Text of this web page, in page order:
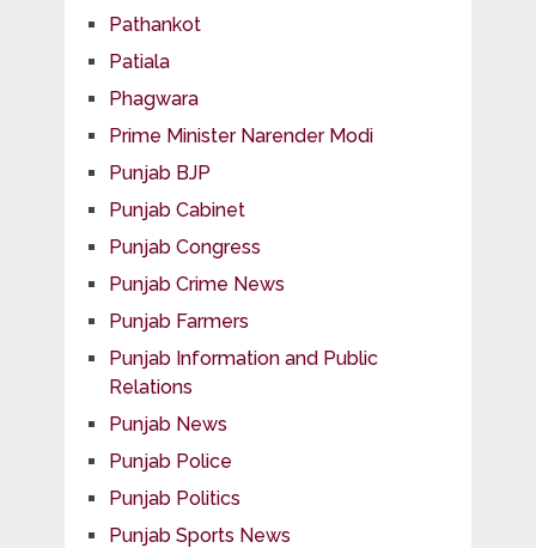
Pathankot
Patiala
Phagwara
Prime Minister Narender Modi
Punjab BJP
Punjab Cabinet
Punjab Congress
Punjab Crime News
Punjab Farmers
Punjab Information and Public
Relations
Punjab News
Punjab Police
Punjab Politics
Punjab Sports News